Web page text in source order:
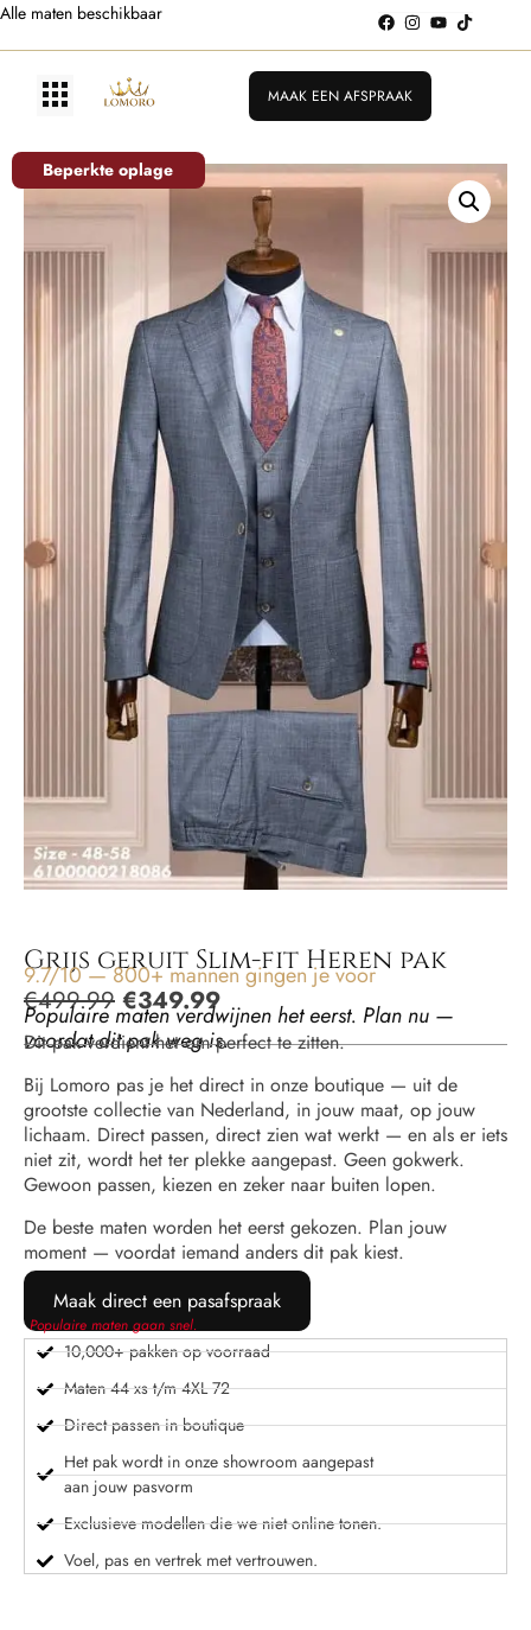
Alle maten beschikbaar
MAAK EEN AFSPRAAK
Beperkte oplage
Grijs geruit Slim-fit Heren pak
9.7/10 — 800+ mannen gingen je voor
€499.99 €349.99
Populaire maten verdwijnen het eerst. Plan nu —
voordat dit pak weg is.
Dit pak verdient het om perfect te zitten.
Bij Lomoro pas je het direct in onze boutique — uit de
grootste collectie van Nederland, in jouw maat, op jouw
lichaam. Direct passen, direct zien wat werkt — en als er iets
niet zit, wordt het ter plekke aangepast. Geen gokwerk.
Gewoon passen, kiezen en zeker naar buiten lopen.
De beste maten worden het eerst gekozen. Plan jouw
moment — voordat iemand anders dit pak kiest.
Maak direct een pasafspraak
Populaire maten gaan snel.
10,000+ pakken op voorraad
Maten 44 xs t/m 4XL 72
Direct passen in boutique
Het pak wordt in onze showroom aangepast
aan jouw pasvorm
Exclusieve modellen die we niet online tonen.
Voel, pas en vertrek met vertrouwen.